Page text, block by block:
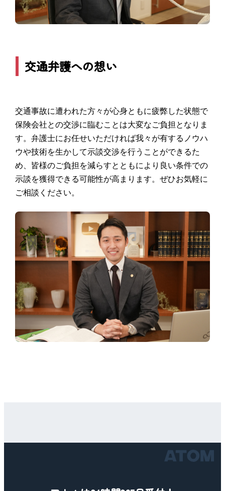
交通弁護への想い
交通事故に遭われた方々が心身ともに疲弊した状態で
保険会社との交渉に臨むことは大変なご負担となりま
す。弁護士にお任せいただければ我々が有するノウハ
ウや技術を生かして示談交渉を行うことができるた
め、皆様のご負担を減らすとともにより良い条件での
示談を獲得できる可能性が高まります。ぜひお気軽に
ご相談ください。